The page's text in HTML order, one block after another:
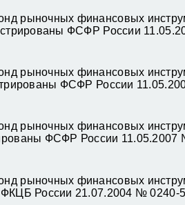
рыночных финансовых
ФСФР России
рыночных финансовых
ФСФР России
рыночных финансовых
ФСФР России 11.05.2007
рыночных финансовых
России 21.07.2004 № 0240-